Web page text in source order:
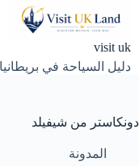
visit uk
دليل السياحة في
دونكاستر من شيفيلد
المدونة